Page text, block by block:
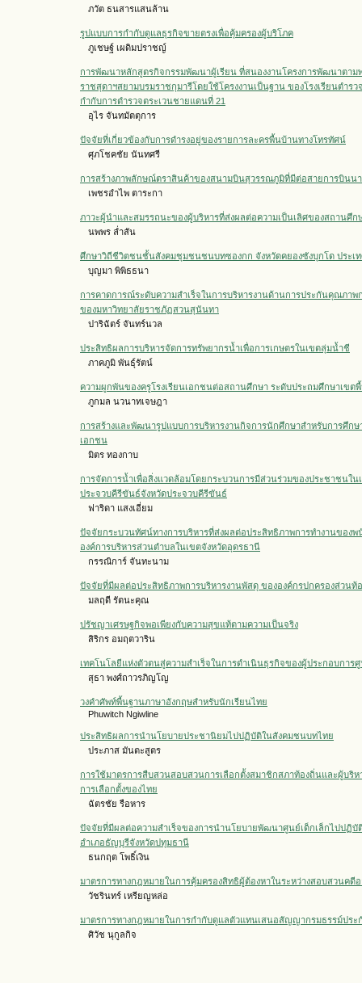
ภวัต ธนสารแสนล้าน
รูปแบบการกำกับดูแลธุรกิจขายตรงเพื่อคุ้มครองผู้บริโภค
ภูเชษฐ์ เผดิมปราชญ์
การพัฒนาหลักสูตรกิจกรรมพัฒนาผู้เรียน ที่สนองงานโครงการพัฒนาตาม
ราชสุดาฯสยามบรมราชกุมารีโดยใช้โครงงานเป็นฐาน ของโรงเรียนตำร
กำกับการตำรวจตระเวนชายแดนที่ 21
อุไร จันทมัตตุการ
ปัจจัยที่เกี่ยวข้องกับการดำรงอยู่ของรายการละครพื้นบ้านทางโทรทัศน์
ศุภโชคชัย นันทศรี
การสร้างภาพลักษณ์ตราสินค้าของสนามบินสุวรรณภูมิที่มีต่อสายการบินน
เพชรอำไพ ตาระกา
ภาวะผู้นำและสมรรถนะของผู้บริหารที่ส่งผลต่อความเป็นเลิศของสถานศึก
นพพร ล่ำสัน
ศึกษาวิถีชีวิตชนชั้นสังคมชุมชนชนบทซองกก จังหวัดคยองซังบุกโด ประเท
บุญมา พิพิธธนา
การคาดการณ์ระดับความสำเร็จในการบริหารงานด้านการประกันคุณภา
ของมหาวิทยาลัยราชภัฏสวนสุนันทา
ปาริฉัตร์ จันทร์นวล
ประสิทธิผลการบริหารจัดการทรัพยากรน้ำเพื่อการเกษตรในเขตลุ่มน้ำชี
ภาคภูมิ พันธุ์รัตน์
ความผูกพันของครูโรงเรียนเอกชนต่อสถานศึกษา ระดับประถมศึกษาเขต
ภูกมล นวนาทเจษฎา
การสร้างและพัฒนารูปแบบการบริหารงานกิจการนักศึกษาสำหรับการศึก
เอกชน
มิตร ทองกาบ
การจัดการน้ำเพื่อสิ่งแวดล้อมโดยกระบวนการมีส่วนร่วมของประชาชนใน
ประจวบคีรีขันธ์จังหวัดประจวบคีรีขันธ์
ฟาริดา แสงเอี่ยม
ปัจจัยกระบวนทัศน์ทางการบริหารที่ส่งผลต่อประสิทธิภาพการทำงานของพ
องค์การบริหารส่วนตำบลในเขตจังหวัดอุดรธานี
กรรณิการ์ จันทะนาม
ปัจจัยที่มีผลต่อประสิทธิภาพการบริหารงานพัสดุ ขององค์กรปกครองส่วนท้
มลฤดี รัตนะคุณ
ปรัชญาเศรษฐกิจพอเพียงกับความสุขแท้ตามความเป็นจริง
สิริกร อมฤตวาริน
เทคโนโลยีแห่งตัวตนสู่ความสำเร็จในการดำเนินธุรกิจของผู้ประกอบกา
สุธา พงศ์ถาวรภิญโญ
วงคำศัพท์พื้นฐานภาษาอังกฤษสำหรับนักเรียนไทย
Phuwitch Ngiwline
ประสิทธิผลการนำนโยบายประชานิยมไปปฏิบัติในสังคมชนบทไทย
ประภาส มันตะสูตร
การใช้มาตรการสืบสวนสอบสวนการเลือกตั้งสมาชิกสภาท้องถิ่นและผู้บริ
การเลือกตั้งของไทย
ฉัตรชัย รือหาร
ปัจจัยที่มีผลต่อความสำเร็จของการนำนโยบายพัฒนาศูนย์เด็กเล็กไปปฏิบัติ
อำเภอธัญบุรีจังหวัดปทุมธานี
ธนกฤต โพธิ์เงิน
มาตรการทางกฎหมายในการคุ้มครองสิทธิผู้ต้องหาในระหว่างสอบสวนค
วัชรินทร์ เหรียญหล่อ
มาตรการทางกฎหมายในการกำกับดูแลตัวแทนเสนอสัญญากรมธรรม์ประ
ศิวัช นุกูลกิจ